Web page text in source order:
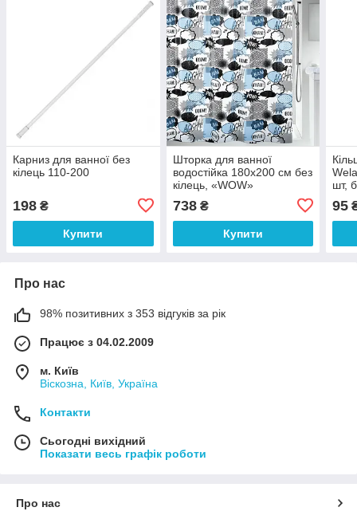
Карниз для ванної без
кілець 110-200
198 ₴
Купити
Шторка для ванної
водостійка 180x200 см без
кілець, «WOW»
738₴
Купити
шт,
95
Про нас
98% позитивних з 353 відгуків за рік
Працює з 04.02.2009
м. Київ
Віскозна, Київ, Україна
Контакти
Сьогодні вихідний
Показати весь графік роботи
Про нас